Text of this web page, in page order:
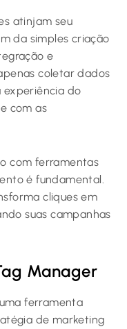
atinjam seu
da simples criação
e
coletar dados
experiência do
com as
com ferramentas
é fundamental.
cliques em
suas campanhas
Manager
ferramenta
de marketing